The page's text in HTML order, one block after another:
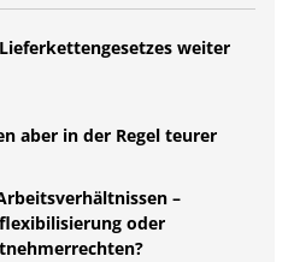
weiter
aber in der Regel teurer
–
oder